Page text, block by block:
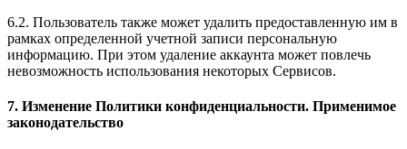
6.2. Пользователь также может удалить предоставленную им в
рамках определенной учетной записи персональную
информацию. При этом удаление аккаунта может повлечь
невозможность использования некоторых Сервисов.
7. Изменение Политики конфиденциальности. Применимое
законодательство